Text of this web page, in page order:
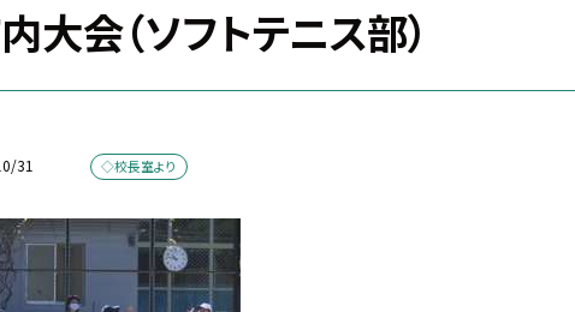
会（ソフトテニス部）
31 ◇校長室より